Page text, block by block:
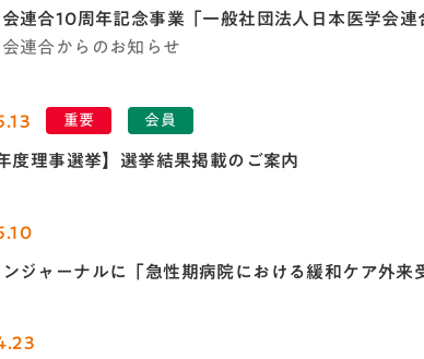
連合10周年記念事業「一般社団法人日本医学会
連合からのお知らせ
重要 会員
度理事選挙】選挙結果掲載のご案内
ジャーナルに「急性期病院における緩和ケア外来